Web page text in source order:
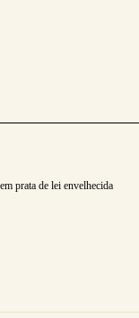
prata de lei envelhecida